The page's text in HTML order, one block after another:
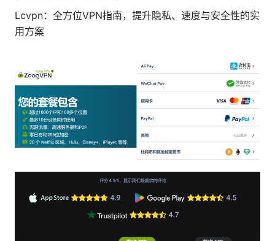
Lcvpn：全方位VPN指南，提升隐私、速度与安全性的实
用方案